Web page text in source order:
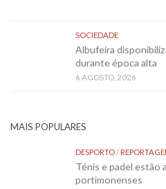
SOCIEDADE
Albufeira
durante época alta
6 AGOSTO, 2026
MAIS POPULARES
DESPORTO/
Ténis e padel estão
portimonenses